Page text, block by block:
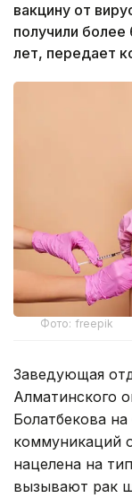
вакцину от
получили более
лет, передает
Фото: freepik
Заведующая
Алматинского
Болатбекова
коммуникаций
нацелена на
вызывают рак